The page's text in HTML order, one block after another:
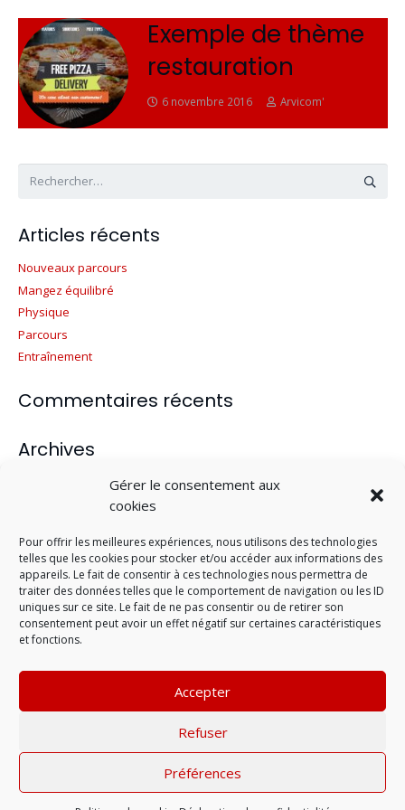
Gérer le consentement aux
cookies
Pour offrir les meilleures expériences, nous utilisons des technologies
telles que les cookies pour stocker et/ou accéder aux informations des
appareils. Le fait de consentir à ces technologies nous permettra de
traiter des données telles que le comportement de navigation ou les ID
uniques sur ce site. Le fait de ne pas consentir ou de retirer son
consentement peut avoir un effet négatif sur certaines caractéristiques
et fonctions.
Accepter
Refuser
Préférences
Exemple de thème
restauration
6 novembre 2016 Arvicom'
Rechercher :
Articles récents
Nouveaux parcours
Mangez équilibré
Physique
Parcours
Entraînement
Commentaires récents
Archives
septembre 2013
juillet 2013
Catégories
Evénement
Non classé
Parcours
Mentions légales| © 2022 |Politique de